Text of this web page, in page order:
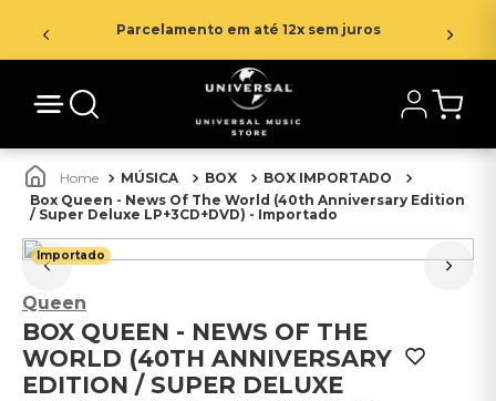
Parcelamento em até 12x sem juros
MÚSICA BOX
BOX IMPORTADO
Box Queen - News Of The World (40th Anniversary Edition
/ Super Deluxe LP+3CD+DVD) - Importado
Importado
Queen
BOX QUEEN - NEWS OF THE
WORLD (40TH ANNIVERSARY
EDITION / SUPER DELUXE